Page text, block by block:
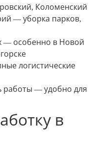
Коломенский
— уборка парков,
— особенно в Новой
логистические
работы — удобно для
в